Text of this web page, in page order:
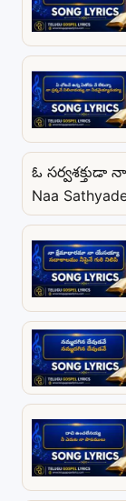
ఓ సర్వశక్తుడా
Naa